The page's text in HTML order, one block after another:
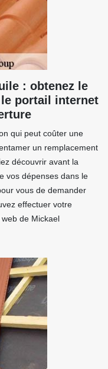
: obtenez le
portail internet
qui peut coûter une
un remplacement
découvrir avant la
vos dépenses dans le
vous de demander
effectuer votre
de Mickael